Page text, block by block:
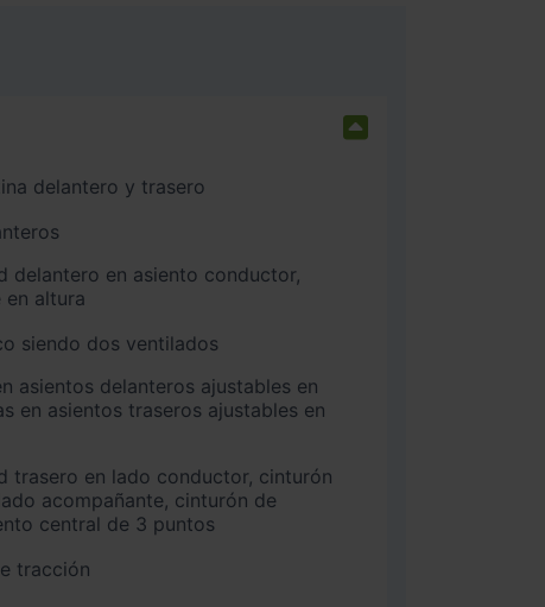
delantero y trasero
en altura
siendo dos ventilados
en asientos traseros ajustables en
acompañante, cinturón de
central de 3 puntos
tracción